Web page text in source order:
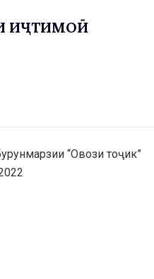
ИҶТИМОӢ
“Овози тоҷик”